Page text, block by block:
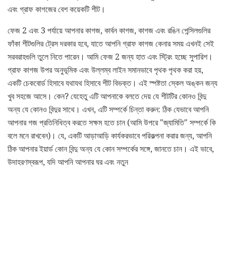
এবং গ্রাফ কাগজের বেশ কয়েকটি শীট।
ফেজ 2 এবং 3 পর্যায়ে আপনার কাগজ, কার্বন কাগজ, কাগজ এবং রঙিন পেন্সিলগুলির
ফাঁকা শীটগুলির ট্রেস দরকার হবে, যাতে আপনি গ্রাফ কাগজ কেনার সময় এখনই সেই
সরবরাহগুলি তুলে নিতে পারেন। আমি ফেজ 2 জন্য হাত এবং স্ট্রিং হচ্ছে সুপারিশ।
গ্রাফ কাগজ উপর অনুভূমিক এবং উল্লম্ব লাইন সমানভাবে পৃথক পৃথক করা হয়,
একটি চেকবোর্ড হিসাবে যথাযথ হিসাবে শীট বিভক্ত। এই স্পষ্টতা স্কেল অঙ্কন জন্য
খুব সহজে আসে। কেন? যেহেতু এটি আপনাকে বলতে দেয় যে শীটটির কোনও বিন্দু
অন্য যে কোনও বিন্দুর সাথে। এখন, এটি সম্পর্কে চিন্তা করুন: ঠিক যেভাবে আপনি
আপনার গজ প্রতিনিধিত্ব করতে সক্ষম হতে চান (আমি উপরে "জ্যামিতি" সম্পর্কে কি
বলে মনে রাখবেন)। যে, একটি আড়াআড়ি কার্যকরভাবে পরিকল্পনা করার জন্য, আপনি
ঠিক আপনার ইয়ার্ড কোন বিন্দু অন্য যে কোন সম্পর্কের সঙ্গে, জানতে চান। এই ভাবে,
উদাহরণস্বরূপ, যদি আপনি আপনার ঘর এবং নতুন